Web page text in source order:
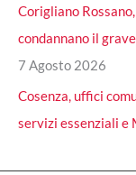
Corigliano
condannano il
7 Agosto 2026
Cosenza, uffici
servizi essenziali e